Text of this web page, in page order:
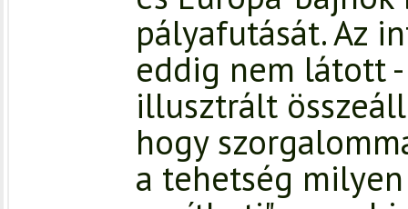
pályafutását. Az
eddig nem látott
illusztrált
hogy
a tehetség